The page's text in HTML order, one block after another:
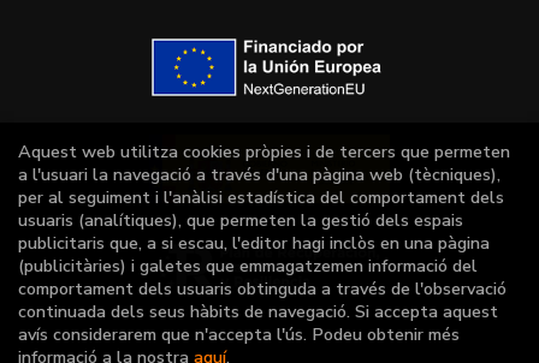
Aquest web utilitza cookies pròpies i de tercers que permeten
a l'usuari la navegació a través d'una pàgina web (tècniques),
per al seguiment i l'anàlisi estadística del comportament dels
usuaris (analítiques), que permeten la gestió dels espais
publicitaris que, a si escau, l'editor hagi inclòs en una pàgina
(publicitàries) i galetes que emmagatzemen informació del
comportament dels usuaris obtinguda a través de l'observació
continuada dels seus hàbits de navegació. Si accepta aquest
avís considerarem que n'accepta l'ús. Podeu obtenir més
informació a la nostra aquí.